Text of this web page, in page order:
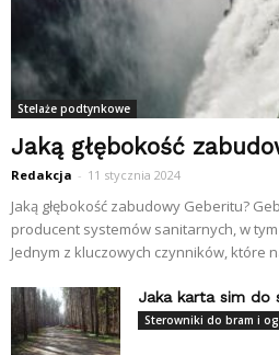
Stelaże podtynkowe
Jaką głębokość
Redakcja - 11 stycznia 2024
Jaką głębokość zabudowy Geberitu?
producent systemów sanitarnych, w
Jednym z kluczowych czynników, które
Jaka karta sim do
Sterowniki do bram i